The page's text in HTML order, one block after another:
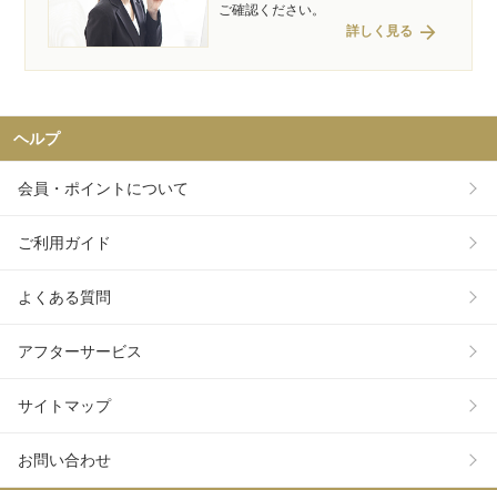
ご確認ください。
詳しく見る arrow_forward
ヘルプ
会員・ポイントについて
ご利用ガイド
よくある質問
アフターサービス
サイトマップ
お問い合わせ